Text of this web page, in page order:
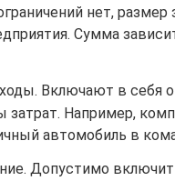
нет,
Сумма
Включают в себя
Например,
автомобиль в
Допустимо